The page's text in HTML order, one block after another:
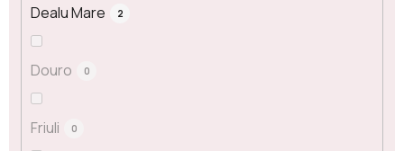
Dealu Mare 2
Douro 0
Friuli 0